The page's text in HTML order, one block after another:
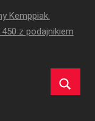
Kemppiak.
z podajnikiem